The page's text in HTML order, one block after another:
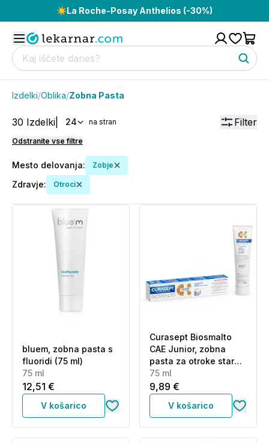
☀️La Roche-Posay Anthelios (-30%)
Izdelki/Oblika/Zobna Pasta
30 Izdelki 24 na stran Filter
Odstranite vse filtre
Mesto delovanja: Zobje
Zdravje: Otroci
bluem, zobna pasta s
fluoridi (75 ml)
75 ml
12,51 €
V košarico
Curasept Biosmalto
CAE Junior, zobna
pasta za otroke stare
od 7 do 12 let - sadni
okus (75 ml)
75 ml
9,89 €
V košarico